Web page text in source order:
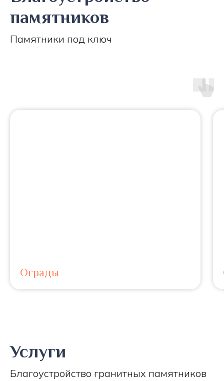
памятников
Памятники под ключ
Ограды
Услуги
Благоустройство гранитных памятников